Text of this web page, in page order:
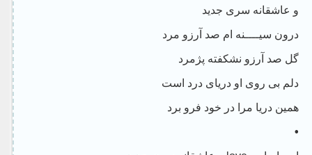
و عاشقانه سری جدید
درون سیــــنه ام صد آرزو مرد
گل صد آرزو نشکفته پژمرد
دلم بی روی او دریای درد است
همین دریا مرا در خود فرو برد
•